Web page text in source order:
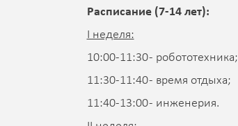
Расписание (7-14 лет):
I неделя:
10:00-11:30 - робототехника;
11:30-11:40 - время отдыха;
11:40-13:00 - инженерия.